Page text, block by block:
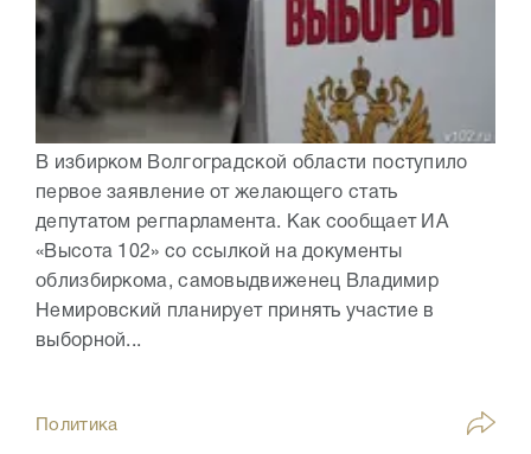
В избирком Волгоградской области поступило
первое заявление от желающего стать
депутатом регпарламента. Как сообщает ИА
«Высота 102» со ссылкой на документы
облизбиркома, самовыдвиженец Владимир
Немировский планирует принять участие в
выборной...
Политика